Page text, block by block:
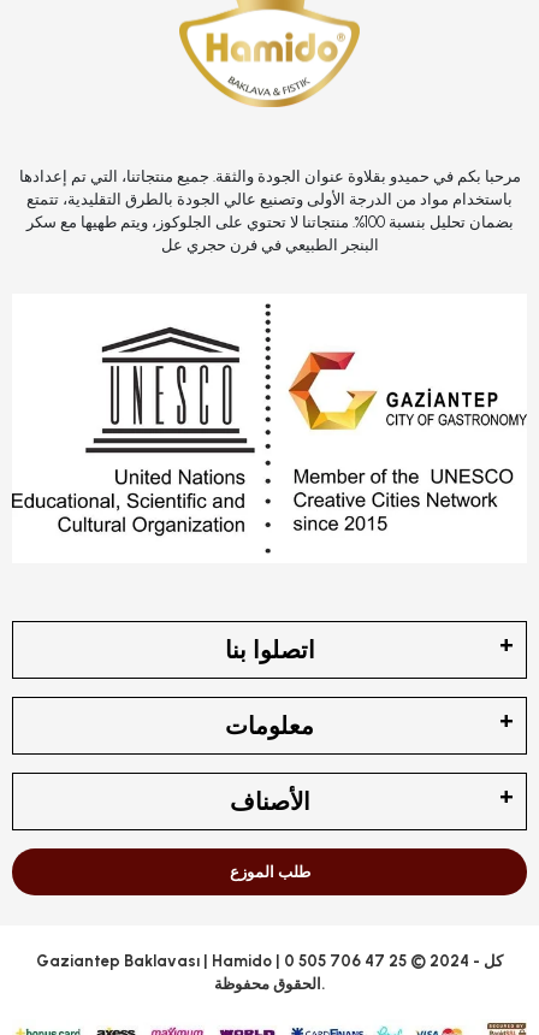
مرحبا بكم في حميدو بقلاوة عنوان الجودة والثقة. جميع منتجاتنا، التي تم إعدادها
باستخدام مواد من الدرجة الأولى وتصنيع عالي الجودة بالطرق التقليدية، تتمتع
بضمان تحليل بنسبة 100%. منتجاتنا لا تحتوي على الجلوكوز، ويتم طهيها مع سكر
البنجر الطبيعي في فرن حجري عل
اتصلوا بنا
معلومات
الأصناف
طلب الموزع
Gaziantep Baklavası | Hamido | 0 505 706 47 25 © 2024 - كل
الحقوق محفوظة.